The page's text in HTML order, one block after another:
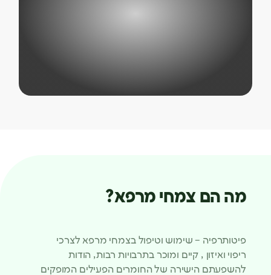
מה הם צמחי מרפא?
פיטותרפיה – שימוש וטיפול בצמחי מרפא לצרכי
ריפוי ואיזון , קיים ומוכר בתרבויות רבות, הודות
להשפעתם הישירה של החומרים הפעילים המופקים